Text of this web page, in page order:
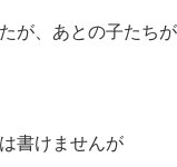
が、あとの子たちが
書けませんが